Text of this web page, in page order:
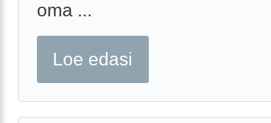
oma ...
Loe edasi